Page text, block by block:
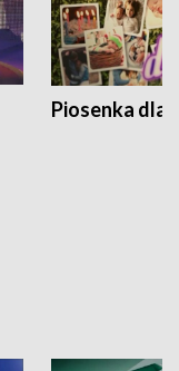
Piosenka dla